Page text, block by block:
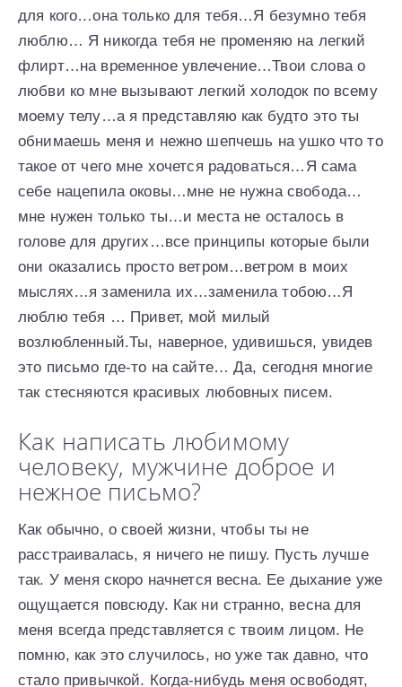
для кого…она только для тебя…Я безумно тебя
люблю… Я никогда тебя не променяю на легкий
флирт…на временное увлечение…Твои слова о
любви ко мне вызывают легкий холодок по всему
моему телу…а я представляю как будто это ты
обнимаешь меня и нежно шепчешь на ушко что то
такое от чего мне хочется радоваться…Я сама
себе нацепила оковы…мне не нужна свобода…
мне нужен только ты…и места не осталось в
голове для других…все принципы которые были
они оказались просто ветром…ветром в моих
мыслях…я заменила их…заменила тобою…Я
люблю тебя … Привет, мой милый
возлюбленный.Ты, наверное, удивишься, увидев
это письмо где-то на сайте… Да, сегодня многие
так стесняются красивых любовных писем.
Как написать любимому
человеку, мужчине доброе и
нежное письмо?
Как обычно, о своей жизни, чтобы ты не
расстраивалась, я ничего не пишу. Пусть лучше
так. У меня скоро начнется весна. Ее дыхание уже
ощущается повсюду. Как ни странно, весна для
меня всегда представляется с твоим лицом. Не
помню, как это случилось, но уже так давно, что
стало привычкой. Когда-нибудь меня освободят,